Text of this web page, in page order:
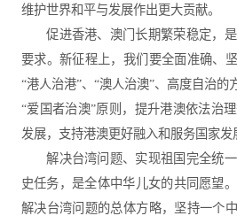
维护世界和平与发展作出更大贡献。
促进香港、澳门长期繁荣稳定，是
要求。新征程上，我们要全面准确、
“港人治港”、“澳人治澳”、高度自治的
“爱国者治澳”原则，提升港澳依法治
发展，支持港澳更好融入和服务国家发
解决台湾问题、实现祖国完全统一
史任务，是全体中华儿女的共同愿望
解决台湾问题的总体方略，坚持一个